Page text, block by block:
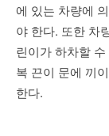
에 있는 차량에
야 한다. 또한 차
린이가 하차할
복 끈이 문에 끼
한다.